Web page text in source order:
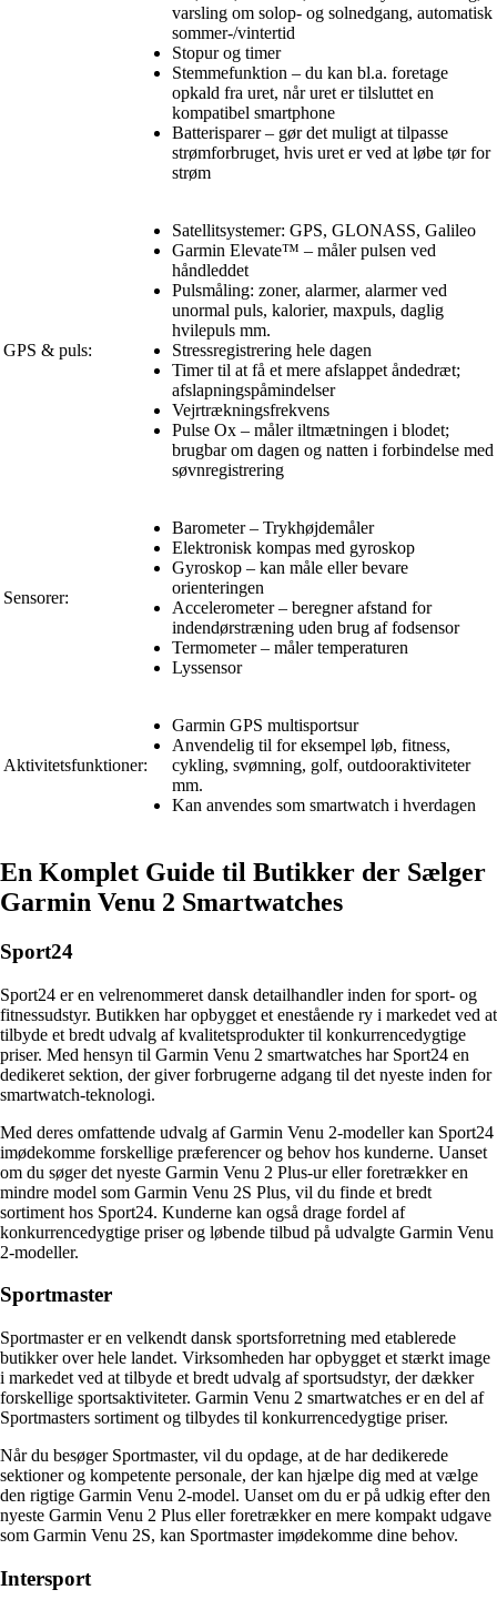
varsling om solop- og solnedgang, automatisk
sommer-/vintertid
Stopur og timer
Stemmefunktion – du kan bl.a. foretage
opkald fra uret, når uret er tilsluttet en
kompatibel smartphone
Batterisparer – gør det muligt at tilpasse
strømforbruget, hvis uret er ved at løbe tør for
strøm
GPS & puls:
Satellitsystemer: GPS, GLONASS, Galileo
Garmin Elevate™ – måler pulsen ved
håndleddet
Pulsmåling: zoner, alarmer, alarmer ved
unormal puls, kalorier, maxpuls, daglig
hvilepuls mm.
Stressregistrering hele dagen
Timer til at få et mere afslappet åndedræt;
afslapningspåmindelser
Vejrtrækningsfrekvens
Pulse Ox – måler iltmætningen i blodet;
brugbar om dagen og natten i forbindelse med
søvnregistrering
Sensorer:
Barometer – Trykhøjdemåler
Elektronisk kompas med gyroskop
Gyroskop – kan måle eller bevare
orienteringen
Accelerometer – beregner afstand for
indendørstræning uden brug af fodsensor
Termometer – måler temperaturen
Lyssensor
Aktivitetsfunktioner:
Garmin GPS multisportsur
Anvendelig til for eksempel løb, fitness,
cykling, svømning, golf, outdooraktiviteter
mm.
Kan anvendes som smartwatch i hverdagen
En Komplet Guide til Butikker der Sælger
Garmin Venu 2 Smartwatches
Sport24
Sport24 er en velrenommeret dansk detailhandler inden for sport- og
fitnessudstyr. Butikken har opbygget et enestående ry i markedet ved at
tilbyde et bredt udvalg af kvalitetsprodukter til konkurrencedygtige
priser. Med hensyn til Garmin Venu 2 smartwatches har Sport24 en
dedikeret sektion, der giver forbrugerne adgang til det nyeste inden for
smartwatch-teknologi.
Med deres omfattende udvalg af Garmin Venu 2-modeller kan Sport24
imødekomme forskellige præferencer og behov hos kunderne. Uanset
om du søger det nyeste Garmin Venu 2 Plus-ur eller foretrækker en
mindre model som Garmin Venu 2S Plus, vil du finde et bredt
sortiment hos Sport24. Kunderne kan også drage fordel af
konkurrencedygtige priser og løbende tilbud på udvalgte Garmin Venu
2-modeller.
Sportmaster
Sportmaster er en velkendt dansk sportsforretning med etablerede
butikker over hele landet. Virksomheden har opbygget et stærkt image
i markedet ved at tilbyde et bredt udvalg af sportsudstyr, der dækker
forskellige sportsaktiviteter. Garmin Venu 2 smartwatches er en del af
Sportmasters sortiment og tilbydes til konkurrencedygtige priser.
Når du besøger Sportmaster, vil du opdage, at de har dedikerede
sektioner og kompetente personale, der kan hjælpe dig med at vælge
den rigtige Garmin Venu 2-model. Uanset om du er på udkig efter den
nyeste Garmin Venu 2 Plus eller foretrækker en mere kompakt udgave
som Garmin Venu 2S, kan Sportmaster imødekomme dine behov.
Intersport